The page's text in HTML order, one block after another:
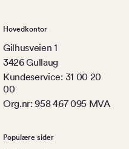
Hovedkontor
Gilhusveien 1
3426 Gullaug
Kundeservice: 31 00 20
00
Org.nr: 958 467 095 MVA
Populære sider